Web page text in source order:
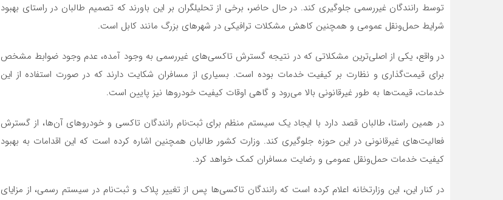
توسط رانندگان غیررسمی جلوگیری کند. در حال حاضر، برخی از تحلیلگران بر این باورند که تصمیم طالبان در راستای بهبود
شرایط حمل‌ونقل عمومی و همچنین کاهش مشکلات ترافیکی در شهرهای بزرگ مانند کابل است.
در واقع، یکی از اصلی‌ترین مشکلاتی که در نتیجه گسترش تاکسی‌های غیررسمی به وجود آمده، عدم وجود ضوابط مشخص
برای قیمت‌گذاری و نظارت بر کیفیت خدمات بوده است. بسیاری از مسافران شکایت دارند که در صورت استفاده از این
خدمات، قیمت‌ها به طور غیرقانونی بالا می‌رود و گاهی اوقات کیفیت خودروها نیز پایین است.
در همین راستا، طالبان قصد دارد با ایجاد یک سیستم منظم برای ثبت‌نام رانندگان تاکسی و خودروهای آن‌ها، از گسترش
فعالیت‌های غیرقانونی در این حوزه جلوگیری کند. وزارت کشور طالبان همچنین اشاره کرده است که این اقدامات به بهبود
کیفیت خدمات حمل‌ونقل عمومی و رضایت مسافران کمک خواهد کرد.
در کنار این، این وزارتخانه اعلام کرده است که رانندگان تاکسی‌ها پس از تغییر پلاک و ثبت‌نام در سیستم رسمی، از مزایای